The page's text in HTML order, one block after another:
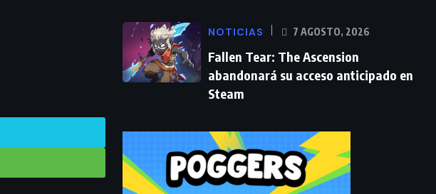
NOTICIAS 7 AGOSTO, 2026
Fallen Tear: The Ascension
abandonará su acceso anticipado en
Steam